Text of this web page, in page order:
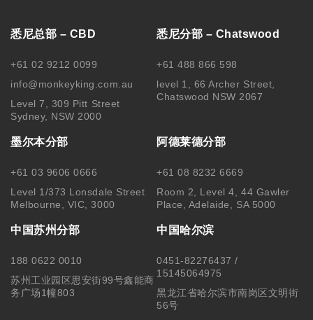
悉尼总部 – CBD
+61 02 9212 0099
info@monkeyking.com.au
Level 7, 309 Pitt Street
Sydney, NSW 2000
悉尼分部 – Chatswood
+61 488 866 598
level 1, 66 Archer Street,
Chatswood NSW 2067
墨尔本分部
+61 03 9606 0666
Level 1/373 Lonsdale Street
Melbourne, VIC, 3000
阿德莱德分部
+61 08 8232 6669
Room 2, Level 4, 44 Gawler
Place, Adelaide, SA 5000
中国苏州分部
188 0622 0010
苏州工业园区思安街99号鑫能商
务广场1幢803
中国哈尔滨
0451-82276437 /
15145064975
黑龙江省哈尔滨市南岗区文明街
56号